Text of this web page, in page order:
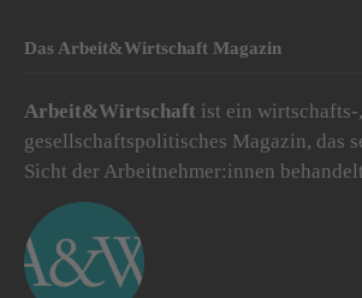
Das Arbeit&Wirtschaft Magazin
Arbeit&Wirtschaft ist ein
gesellschaftspolitisches Magazin, das
Sicht der Arbeitnehmer:innen